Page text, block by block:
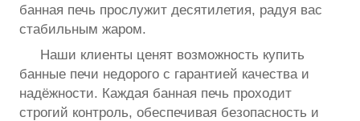
банная печь прослужит десятилетия, радуя вас
стабильным жаром.
Наши клиенты ценят возможность купить
банные печи недорого с гарантией качества и
надёжности. Каждая банная печь проходит
строгий контроль, обеспечивая безопасность и